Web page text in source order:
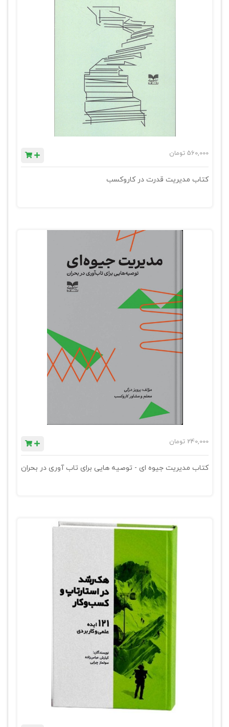
560,000 تومان
کتاب مدیریت قدرت در کاروکسب
240,000 تومان
کتاب مدیریت جیوه ای - توصیه هایی برای تاب آوری در بحران